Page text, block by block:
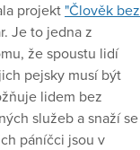
projekt "Člověk bez
Je to jedna z
že spoustu lidí
pejsky musí být
lidem bez
služeb a snaží se
páníčci jsou v